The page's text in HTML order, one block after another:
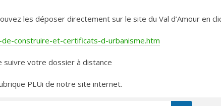
les déposer directement sur le site du Val d’Amour en
construire-et-certificats-d-urbanisme.htm
votre dossier à distance
PLUi de notre site internet.